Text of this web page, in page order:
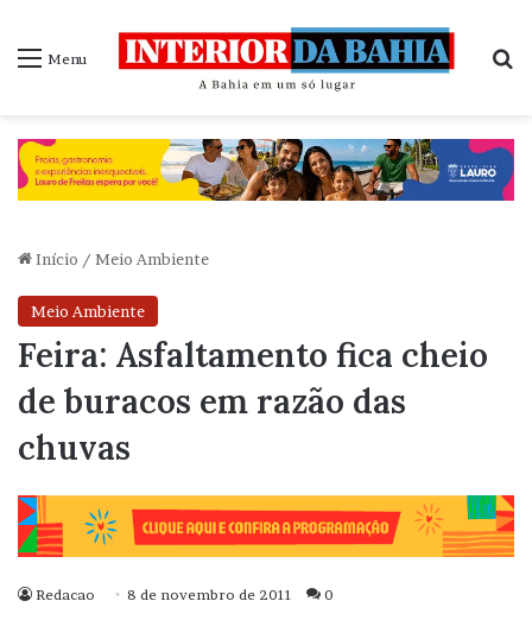
Menu
Início / Meio Ambiente
Meio Ambiente
Feira: Asfaltamento fica cheio
de buracos em razão das
chuvas
Redacao 8 de novembro de 2011 0